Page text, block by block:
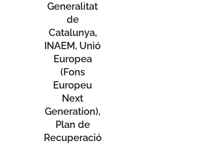
Generalitat
de
Catalunya,
INAEM, Unió
Europea
(Fons
Europeu
Next
Generation),
Plan de
Recuperació